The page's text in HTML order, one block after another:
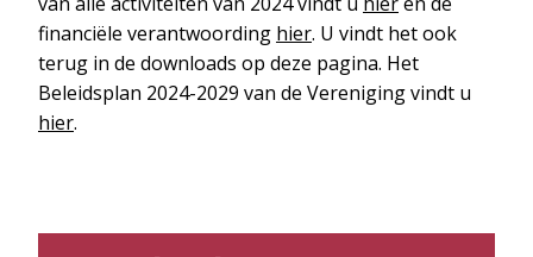
financiële verantwoording hier. U vindt het ook
terug in de downloads op deze pagina. Het
Beleidsplan 2024-2029 van de Vereniging vindt u
hier.